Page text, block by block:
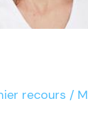
recours /